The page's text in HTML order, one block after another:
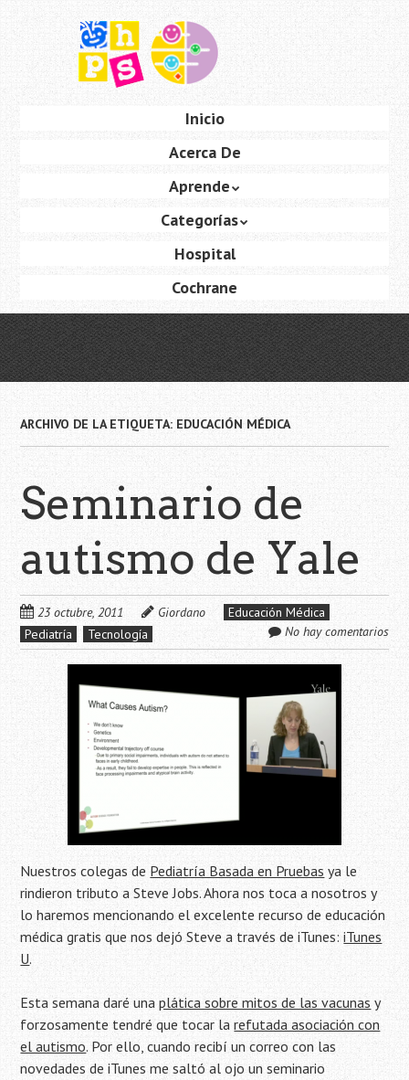
principal
Inicio
Acerca De
Aprende
Categorías
Hospital
Cochrane
ARCHIVO DE LA ETIQUETA: EDUCACIÓN MÉDICA
Seminario de
autismo de Yale
23 octubre, 2011 Giordano
Educación Médica
Pediatría
Tecnología No hay comentarios
Nuestros colegas de Pediatría Basada en Pruebas ya le
rindieron tributo a Steve Jobs. Ahora nos toca a nosotros y
lo haremos mencionando el excelente recurso de educación
médica gratis que nos dejó Steve a través de iTunes:iTunes
U.
Esta semana daré unaplática sobre mitos de las vacunas y
forzosamente tendré que tocar larefutada asociación con
el autismo. Por ello, cuando recibí un correo con las
novedades de iTunes me saltó al ojo un seminario